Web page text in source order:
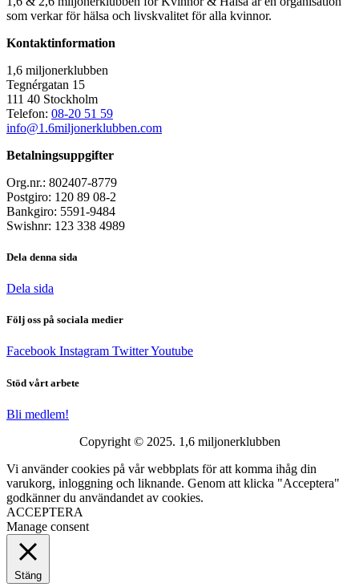
som verkar för hälsa och livskvalitet för alla kvinnor.
Kontaktinformation
1,6 miljonerklubben
Tegnérgatan 15
111 40 Stockholm
Telefon: 08-20 51 59
info@1.6miljonerklubben.com
Betalningsuppgifter
Org.nr.: 802407-8779
Postgiro: 120 89 08-2
Bankgiro: 5591-9484
Swishnr: 123 338 4989
Dela denna sida
Dela sida
Följ oss på sociala medier
Facebook Instagram TwitterYoutube
Stöd vårt arbete
Bli medlem!
Copyright © 2025. 1,6 miljonerklubben
Vi använder cookies på vår webbplats för att komma ihåg din
varukorg, inloggning och liknande. Genom att klicka "Acceptera"
godkänner du användandet av cookies.
ACCEPTERA
Manage consent
Stäng